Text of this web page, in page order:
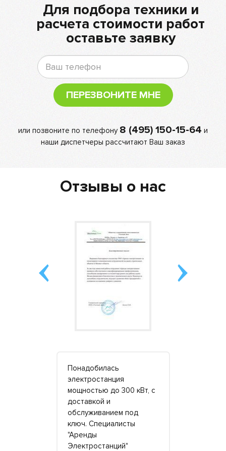
Для подбора техники и
расчета стоимости работ
оставьте заявку
ПЕРЕЗВОНИТЕ МНЕ
или позвоните по телефону 8 (495) 150-15-64 и
наши диспетчеры рассчитают Ваш заказ
Отзывы о нас
Понадобилась
электростанция
мощностью до 300 кВт, с
доставкой и
обслуживанием под
ключ. Специалисты
"Аренды
Электростанций"